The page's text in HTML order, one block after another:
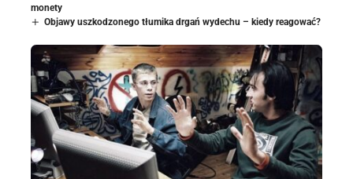
monety
Objawy uszkodzonego tłumika drgań wydechu – kiedy reagować?